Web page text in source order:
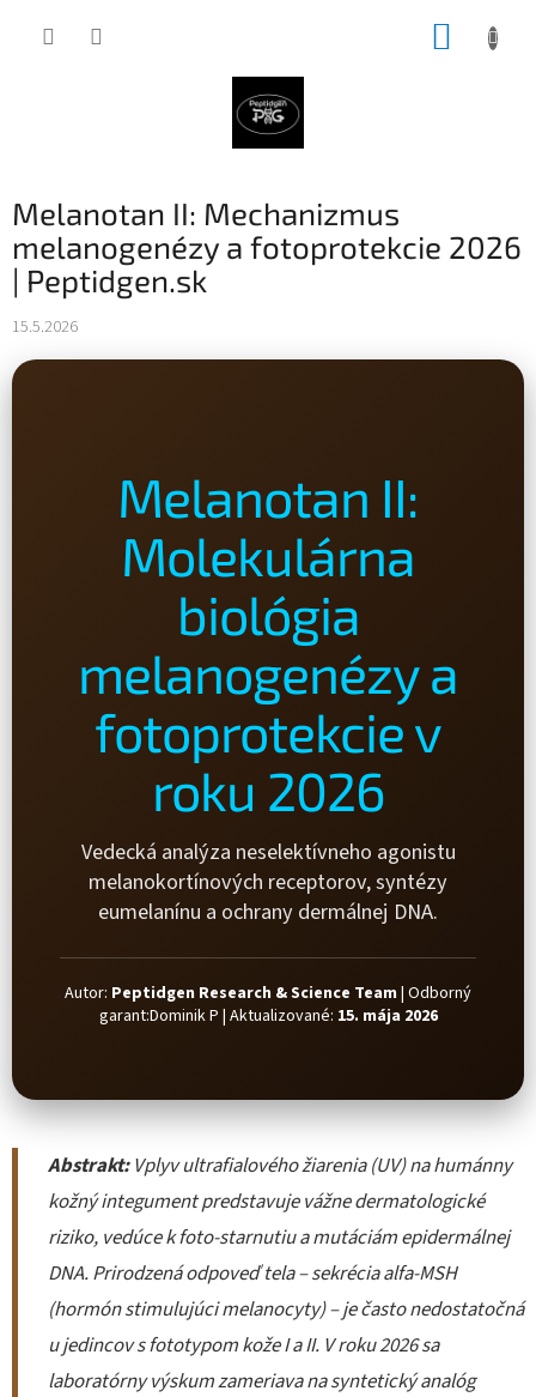
Melanotan II: Mechanizmus
melanogenézy a fotoprotekcie 2026
| Peptidgen.sk
15.5.2026
Melanotan II:
Molekulárna
biológia
melanogenézy a
fotoprotekcie v
roku 2026
Vedecká analýza neselektívneho agonistu
melanokortínových receptorov, syntézy
eumelanínu a ochrany dermálnej DNA.
Autor: Peptidgen Research & Science Team | Odborný
garant:Dominik P | Aktualizované: 15. mája 2026
Abstrakt:Vplyv ultrafialového žiarenia (UV) na humánny
kožný integument predstavuje vážne dermatologické
riziko, vedúce k foto-starnutiu a mutáciám epidermálnej
DNA. Prirodzená odpoveď tela – sekrécia alfa-MSH
(hormón stimulujúci melanocyty) – je často nedostatočná
u jedincov s fototypom kože I a II. V roku 2026 sa
laboratórny výskum zameriava na syntetický analóg